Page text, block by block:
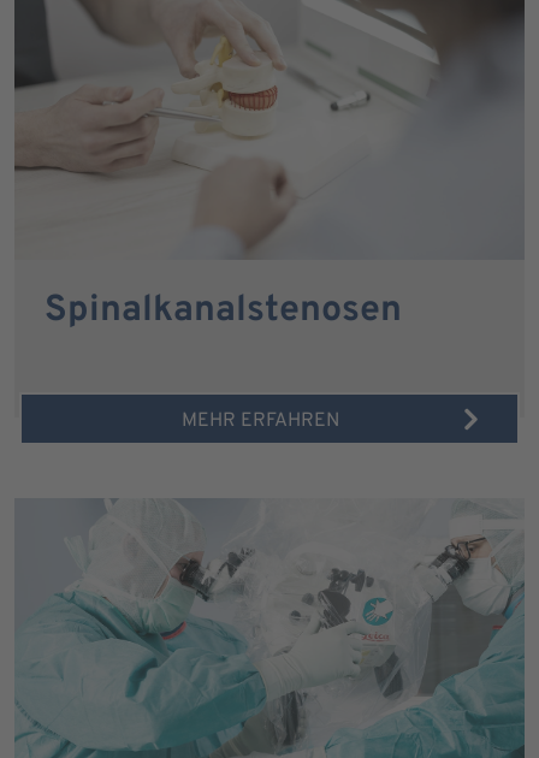
Spinalkanalstenosen
MEHR ERFAHREN